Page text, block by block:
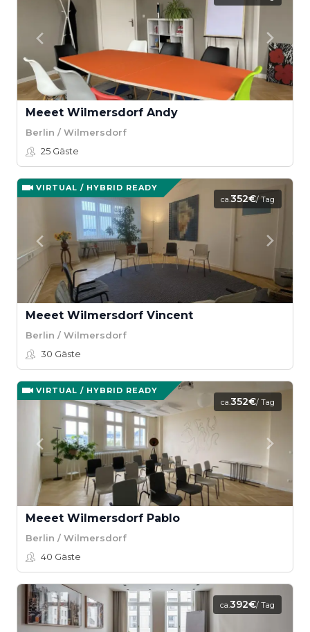
Meeet Wilmersdorf Andy
Berlin / Wilmersdorf
25 Gäste
VIRTUAL / HYBRID READY
ca.352€/ Tag
Meeet Wilmersdorf Vincent
Berlin / Wilmersdorf
30 Gäste
VIRTUAL / HYBRID READY
ca.352€/ Tag
Meeet Wilmersdorf Pablo
Berlin / Wilmersdorf
40 Gäste
ca.392€/ Tag